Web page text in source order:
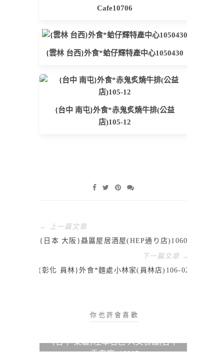
Cafe10706
{雲林 台西}外食*蛤仔輝特產中心1050430
{台中 南屯}外食*赤鬼炙燒牛排(公益
店)105-12
← 上一篇文章
{日本 大阪}贔屭屋居酒屋(HEP通り店)10601
下一篇文章 →
{彰化 員林}外食*麵處小林家(員林店)106-02
你也許會喜歡
{台中 東區}左阜右邑 人文食匯(台中
秀泰店) 10905